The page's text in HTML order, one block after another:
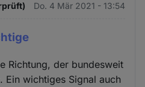
Do. 4 Mär 2021 - 13:54
Richtung, der bundesweit
Ein wichtiges Signal auch